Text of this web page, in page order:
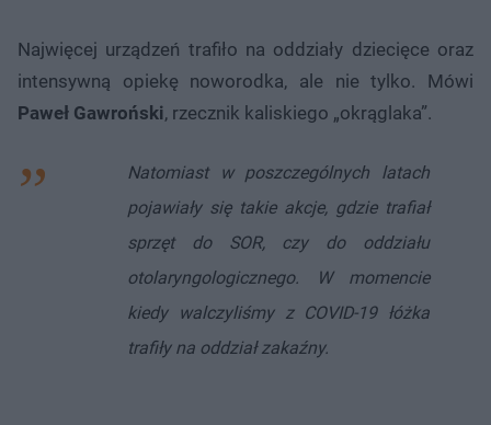
Najwięcej urządzeń trafiło na oddziały dziecięce oraz
intensywną opiekę noworodka, ale nie tylko. Mówi
Paweł Gawroński, rzecznik kaliskiego „okrąglaka”.
Natomiast w poszczególnych latach
pojawiały się takie akcje, gdzie trafiał
sprzęt do SOR, czy do oddziału
otolaryngologicznego. W momencie
kiedy walczyliśmy z COVID-19 łóżka
trafiły na oddział zakaźny.